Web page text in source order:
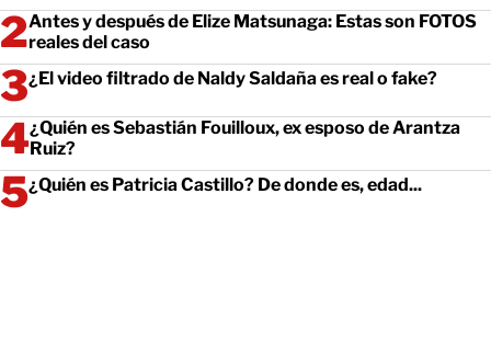
Antes y después de Elize Matsunaga: Estas son FOTOS
reales del caso
¿El video filtrado de Naldy Saldaña es real o fake?
¿Quién es Sebastián Fouilloux, ex esposo de Arantza
Ruiz?
¿Quién es Patricia Castillo? De donde es, edad...